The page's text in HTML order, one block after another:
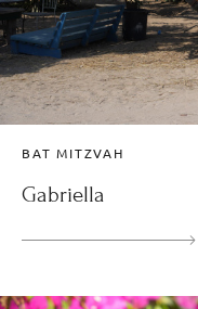
BAT MITZVAH
Gabriella